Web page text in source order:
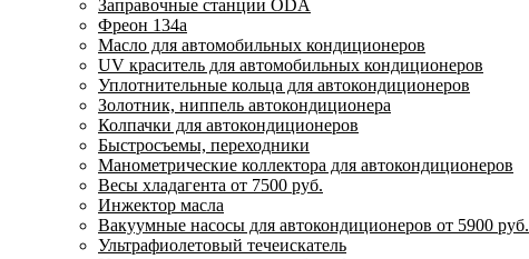
Заправочные станции ODA
Фреон 134a
Масло для автомобильных кондиционеров
UV краситель для автомобильных кондиционеров
Уплотнительные кольца для автокондиционеров
Золотник, ниппель автокондиционера
Колпачки для автокондиционеров
Быстросъемы, переходники
Манометрические коллектора для автокондиционеров
Весы хладагента от 7500 руб.
Инжектор масла
Вакуумные насосы для автокондиционеров от 5900 руб.
Ультрафиолетовый течеискатель